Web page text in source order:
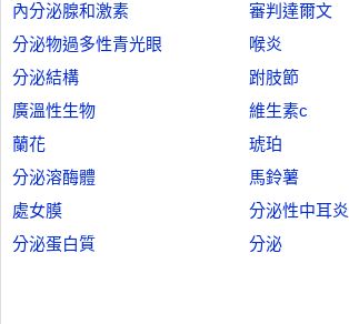
內分泌腺和激素
審判達爾文
分泌物過多性青光眼
喉炎
分泌結構
跗肢節
廣溫性生物
維生素c
蘭花
琥珀
分泌溶酶體
馬鈴薯
處女膜
分泌性中耳炎
分泌蛋白質
分泌